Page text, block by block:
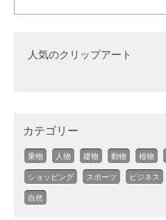
人気のクリップアート
カテゴリー
乗物 人物 建物 動物 植物
ショッピング スポーツ ビジネス
自然